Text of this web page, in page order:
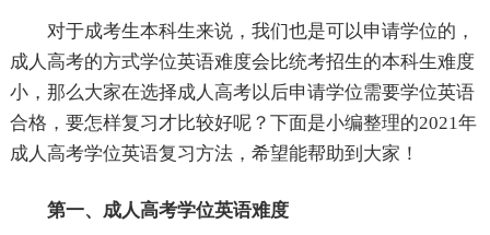
对于成考生本科生来说，我们也是可以申请学位的，
成人高考的方式学位英语难度会比统考招生的本科生难度
小，那么大家在选择成人高考以后申请学位需要学位英语
合格，要怎样复习才比较好呢？下面是小编整理的2021年
成人高考学位英语复习方法，希望能帮助到大家！
第一、成人高考学位英语难度